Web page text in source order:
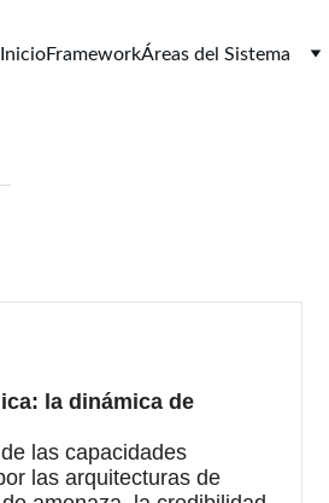
InicioFrameworkÁreas del Sistema